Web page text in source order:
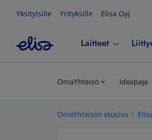
Yksityisille Yrityksille Elisa Oyj
Laitteet
OmaYhteisö Ideapaja
OmaYhteisön etusivu